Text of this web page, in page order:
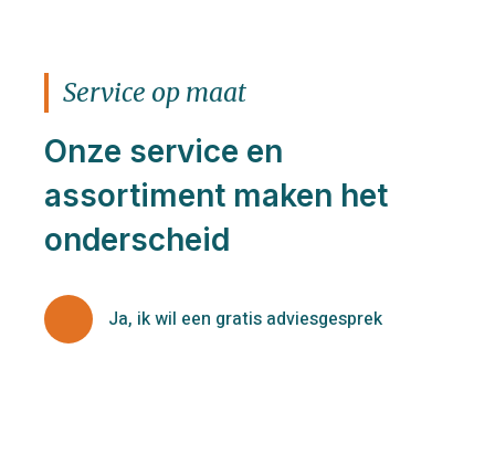
Service op maat
Onze service en
assortiment maken het
onderscheid
Ja, ik wil een gratis adviesgesprek